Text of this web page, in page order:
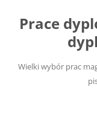
treści
Prace
Wielki wybór prac